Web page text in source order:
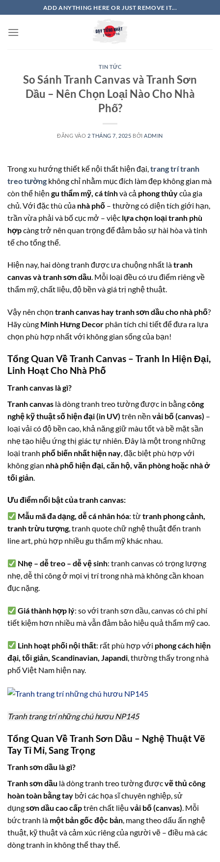
qua
nội
ADD ANYTHING HERE OR JUST REMOVE IT...
TIN TỨC
So Sánh Tranh Canvas và Tranh Sơn
Dầu – Nên Chọn Loại Nào Cho Nhà
Phố?
ĐĂNG VÀO 2 THÁNG 7, 2025 BỞI ADMIN
Trong xu hướng thiết kế nội thất hiện đại, trang trí tranh
treo tường không chỉ nhằm mục đích làm đẹp không gian mà
còn thể hiện gu thẩm mỹ, cá tínhvà cả phong thủycủa gia
chủ. Với đặc thù của nhà phố – thường có diện tích giới hạn,
trần vừa phải và bố cục mở – việc lựa chọn loại tranh phù
hợpcàng trở nên quan trọng để đảm bảo sự hài hòa và tinh
tế cho tổng thể.
Hiện nay, hai dòng tranh được ưa chuộng nhất làtranh
canvas và tranh sơn dầu. Mỗi loại đều có ưu điểm riêng về
thẩm mỹ, chất liệu, độ bền và giá trị nghệ thuật.
Vậy nên chọn tranh canvas hay tranh sơn dầu cho nhà phố?
Hãy cùng Minh Hưng Decor phân tích chi tiết để đưa ra lựa
chọn phù hợp nhất với không gian sống của bạn!
Tổng Quan Về Tranh Canvas – Tranh In Hiện Đại,
Linh Hoạt Cho Nhà Phố
Tranh canvas là gì?
Tranh canvas là dòng tranh treo tường được in bằngcông
nghệ kỹ thuật số hiện đại (in UV) trên nền vải bố (canvas) –
loại vải có độ bền cao, khả năng giữ màu tốt và bề mặt sần
nhẹ tạo hiệu ứng thị giác tự nhiên. Đây là một trong những
loại tranh phổ biến nhất hiện nay , đặc biệt phù hợp với
không gian nhà phố hiện đại, căn hộ, văn phòng hoặc nhà ở
tối giản
Ưu điểm nổi bật của tranh canvas:
Mẫu mã đa dạng, dễ cá nhân hóa: từtranh phong cảnh,
tranh trừu tượng, tranh quote chữ nghệ thuật đến tranh
line art, phù hợp nhiều gu thẩm mỹ khác nhau.
Nhẹ – dễ treo – dễ vệ sinh: tranh canvas có trọng lượng
nhẹ, dễ thi công ở mọi vị trí trong nhà mà không cần khoan
đục nặng.
Giá thành hợp lý: so với tranh sơn dầu, canvas có chi phí
tiết kiệm hơn nhiều mà vẫn đảm bảo hiệu quả thẩm mỹ cao.
Linh hoạt phối nội thất: rất phù hợp với phong cách hiện
đại, tối giản, Scandinavian, Japandi , thường thấy trong nhà
phố Việt Nam hiện nay.
Tranh trang trí những chú hươu NP145
Tổng Quan Về Tranh Sơn Dầu – Nghệ Thuật Vẽ
Tay Tỉ Mỉ, Sang Trọng
Tranh sơn dầu là gì?
Tranh sơn dầu là dòng tranh treo tường đượcvẽ thủ công
hoàn toàn bằng tay bởi các họa sĩ chuyên nghiệp, sử
dụngsơn dầu cao cấptrên chất liệu vải bố (canvas). Mỗi
bức tranh là một bản gốc độc bản, mang theo dấu ấn nghệ
thuật, kỹ thuật và cảm xúc riêng của người vẽ – điều mà các
dòng tranh in không thể thay thế.